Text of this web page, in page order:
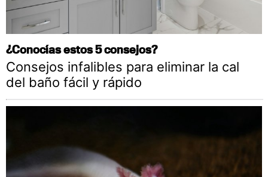
¿Conocías estos 5 consejos?
Consejos infalibles para eliminar la cal
del baño fácil y rápido